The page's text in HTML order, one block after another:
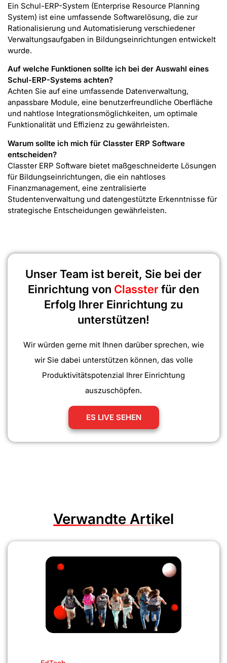
Ein Schul-ERP-System (Enterprise Resource Planning
System) ist eine umfassende Softwarelösung, die zur
Rationalisierung und Automatisierung verschiedener
Verwaltungsaufgaben in Bildungseinrichtungen entwickelt
wurde.
Auf welche Funktionen sollte ich bei der Auswahl eines
Schul-ERP-Systems achten?
Achten Sie auf eine umfassende Datenverwaltung,
anpassbare Module, eine benutzerfreundliche Oberfläche
und nahtlose Integrationsmöglichkeiten, um optimale
Funktionalität und Effizienz zu gewährleisten.
Warum sollte ich mich für Classter ERP Software
entscheiden?
Classter ERP Software bietet maßgeschneiderte Lösungen
für Bildungseinrichtungen, die ein nahtloses
Finanzmanagement, eine zentralisierte
Studentenverwaltung und datengestützte Erkenntnisse für
strategische Entscheidungen gewährleisten.
Unser Team ist bereit, Sie bei der
Einrichtung von Classterfür den
Erfolg Ihrer Einrichtung zu
unterstützen!
Wir würden gerne mit Ihnen darüber sprechen, wie
wir Sie dabei unterstützen können, das volle
Produktivitätspotenzial Ihrer Einrichtung
auszuschöpfen.
ES LIVE SEHEN
Verwandte Artikel